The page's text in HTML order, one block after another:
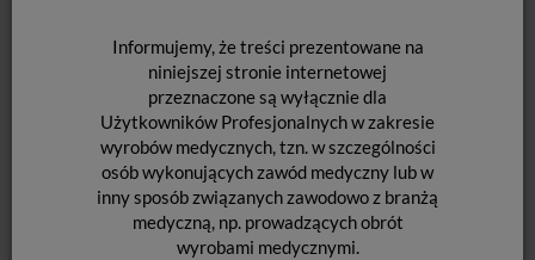
Informujemy, że treści prezentowane na
niniejszej stronie internetowej
przeznaczone są wyłącznie dla
Użytkowników Profesjonalnych w zakresie
wyrobów medycznych, tzn. w szczególności
osób wykonujących zawód medyczny lub w
inny sposób związanych zawodowo z branżą
medyczną, np. prowadzących obrót
wyrobami medycznymi.